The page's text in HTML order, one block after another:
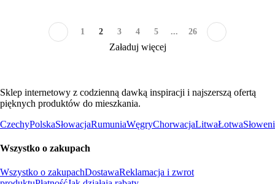
1 2 3 4 5 ... 26
Załaduj więcej
Sklep internetowy z codzienną dawką inspiracji i najszerszą ofertą
pięknych produktów do mieszkania.
CzechyPolskaSłowacjaRumuniaWęgryChorwacjaLitwaŁotwa
Wszystko o zakupach
Wszystko o zakupachDostawaReklamacja i zwrot